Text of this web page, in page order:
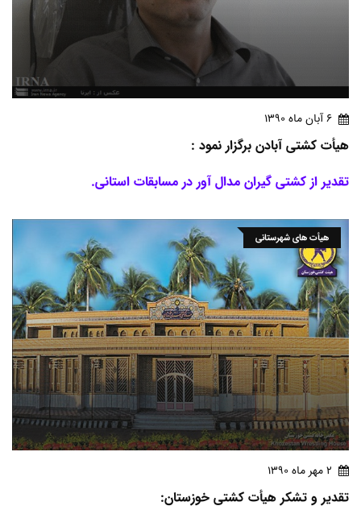
6 آبان ماه 1390
هیأت کشتی آبادن برگزار نمود :
تقدیر از کشتی گیران مدال آور در مسابقات استانی.
هیأت های شهرستانی
2 مهر ماه 1390
تقدیر و تشکر هیأت کشتی خوزستان: